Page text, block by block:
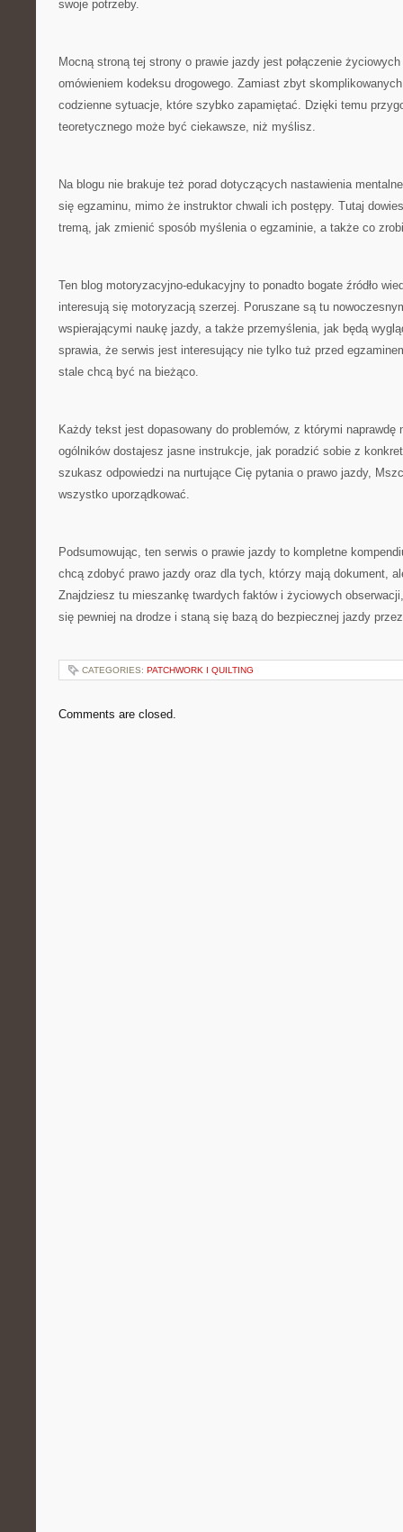
swoje potrzeby.
Mocną stroną tej strony o prawie jazdy jest połączenie
omówieniem kodeksu drogowego. Zamiast zbyt
codzienne sytuacje, które szybko zapamiętać. Dzięki temu
teoretycznego może być ciekawsze, niż myślisz.
Na blogu nie brakuje też porad dotyczących nastawienia
się egzaminu, mimo że instruktor chwali ich postępy. Tutaj
tremą, jak zmienić sposób myślenia o egzaminie, a także co
Ten blog motoryzacyjno-edukacyjny to ponadto bogate źródło
interesują się motoryzacją szerzej. Poruszane są tu
wspierającymi naukę jazdy, a także przemyślenia, jak będą
sprawia, że serwis jest interesujący nie tylko tuż przed
stale chcą być na bieżąco.
Każdy tekst jest dopasowany do problemów, z którymi
ogólników dostajesz jasne instrukcje, jak poradzić sobie z
szukasz odpowiedzi na nurtujące Cię pytania o prawo jazdy,
wszystko uporządkować.
Podsumowując, ten serwis o prawie jazdy to kompletne
chcą zdobyć prawo jazdy oraz dla tych, którzy mają dokument,
Znajdziesz tu mieszankę twardych faktów i życiowych
się pewniej na drodze i staną się bazą do bezpiecznej jazdy
CATEGORIES: PATCHWORK I QUILTING
Comments are closed.